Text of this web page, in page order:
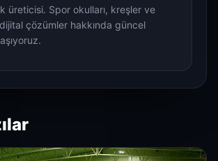
üreticisi. Spor okulları, kreşler ve
çözümler hakkında güncel